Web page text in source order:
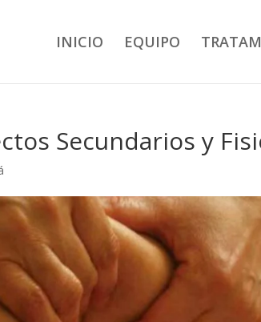
INICIO EQUIPO
Secundarios y